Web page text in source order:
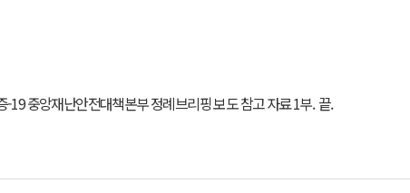
-19 중앙재난안전대책본부 정례브리핑 보도 참고 자료 1부. 끝.